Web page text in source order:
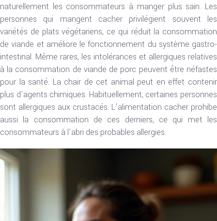
naturellement les consommateurs à manger plus sain. Les
personnes qui mangent cacher privilégient souvent les
variétés de plats végétariens, ce qui réduit la consommation
de viande et améliore le fonctionnement du système gastro-
intestinal. Même rares, les intolérances et allergiques relatives
à la consommation de viande de porc peuvent être néfastes
pour la santé. La chair de cet animal peut en effet contenir
plus d’agents chimiques. Habituellement, certaines personnes
sont allergiques aux crustacés. L’alimentation cacher prohibe
aussi la consommation de ces derniers, ce qui met les
consommateurs à l’abri des probables allergies.